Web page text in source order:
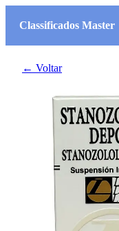
Classificados Master
← Voltar